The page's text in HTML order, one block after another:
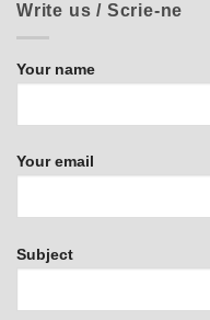
Write us / Scrie-ne
Your name
Your email
Subject